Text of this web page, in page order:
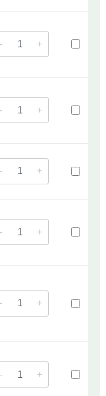
- +
- +
- +
- +
- +
- +